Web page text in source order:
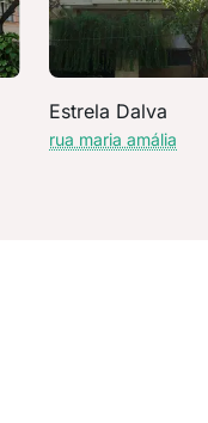
Estrela Dalva
rua maria amália